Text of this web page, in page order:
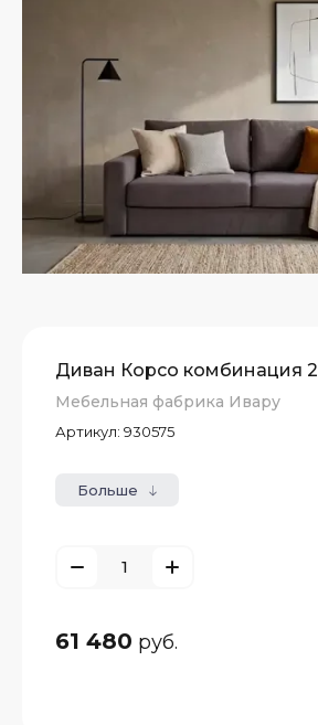
Диван Корсо комбинация 2
Мебельная фабрика Ивару
Артикул: 930575
Больше
61 480 руб.